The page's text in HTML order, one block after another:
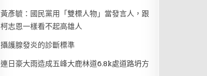
黃彥毓：國民黨用「雙標人物」當發言人，跟
柯志恩一樣看不起高雄人
攝護腺發炎的診斷標準
連日豪大雨造成五峰大鹿林道6.8k處道路坍方